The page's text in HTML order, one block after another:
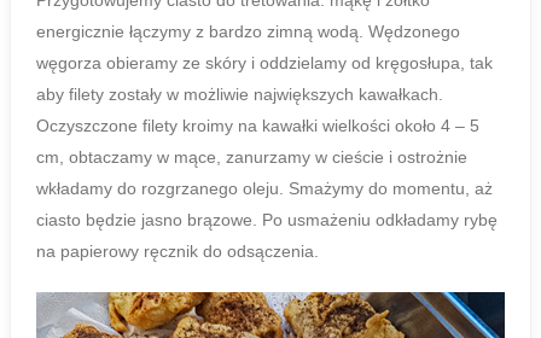
energicznie łączymy z bardzo zimną wodą. Wędzonego
węgorza obieramy ze skóry i oddzielamy od kręgosłupa, tak
aby filety zostały w możliwie największych kawałkach.
Oczyszczone filety kroimy na kawałki wielkości około 4 – 5
cm, obtaczamy w mące, zanurzamy w cieście i ostrożnie
wkładamy do rozgrzanego oleju. Smażymy do momentu, aż
ciasto będzie jasno brązowe. Po usmażeniu odkładamy rybę
na papierowy ręcznik do odsączenia.